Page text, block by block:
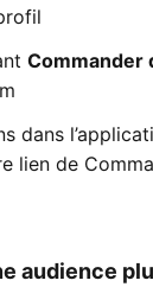
Commander
dans
lien de
audience